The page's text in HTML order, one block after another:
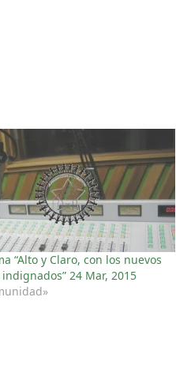
volumen.
“Alto y Claro, con los nuevos
24 Mar, 2015